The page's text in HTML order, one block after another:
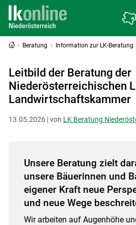
Beratung Information zur LK-Beratung
Leitbild der Beratung der
Niederösterreichischen
Landwirtschaftskammer
13.05.2026 | von LK Beratung
Unsere Beratung zielt
unsere Bäuerinnen und
eigener Kraft neue
und neue Wege
Wir arbeiten auf Augenhöhe